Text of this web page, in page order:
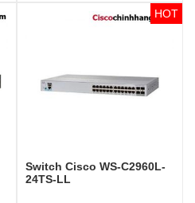
Switch Cisco WS-C2960L-
24TS-LL